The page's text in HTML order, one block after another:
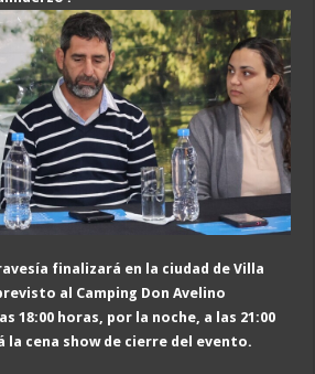
finalizará en la ciudad de Villa
al Camping Don Avelino
18:00 horas, por la noche, a las 21:00
la cena show de cierre del evento.